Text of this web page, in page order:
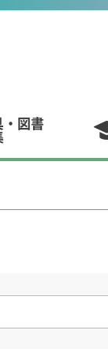
・図書